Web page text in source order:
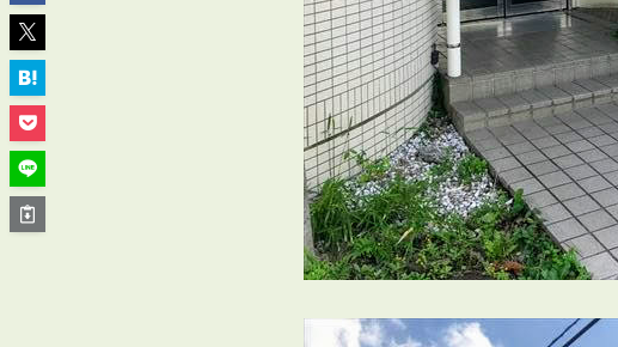
管理オーナー様限定サービス
管理オーナー様ご紹介制度
投資不動産を売却したい方
マンションの自主管理について
アパートの大規模修繕について